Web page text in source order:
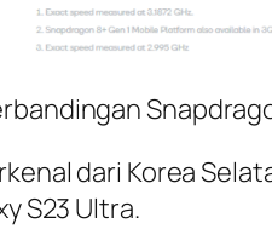
dari Korea
S23 Ultra.